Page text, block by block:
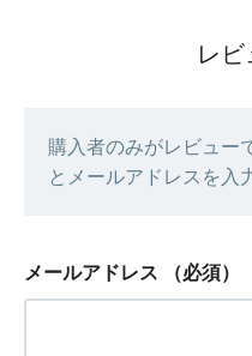
レ
購入者のみがレビュー
とメールアドレスを入
メールアドレス （必須）